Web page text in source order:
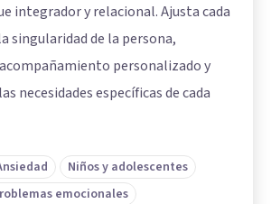
integrador y relacional. Ajusta cada
singularidad de la persona,
personalizado y
necesidades específicas de cada
Niños y adolescentes
emocionales